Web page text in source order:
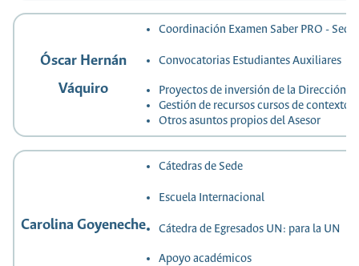
Óscar Hernán
Váquiro
Coordinación Examen Saber PRO -
Convocatorias Estudiantes Auxiliares
Proyectos de inversión de la Dirección
Gestión de recursos cursos de contexto
Otros asuntos propios del Asesor
Carolina Goyeneche
Cátedras de Sede
Escuela Internacional
Cátedra de Egresados UN: para la UN
Apoyo académicos